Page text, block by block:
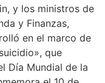
y los ministros de
y Finanzas,
en el marco de
que
Día Mundial de la